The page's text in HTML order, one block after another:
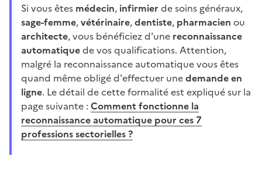
Si vous êtes médecin, infirmier de soins généraux,
sage-femme,vétérinaire,dentiste, pharmacien ou
architecte, vous bénéficiez d'une reconnaissance
automatiquede vos qualifications. Attention,
malgré la reconnaissance automatique vous êtes
quand même obligé d'effectuer unedemande en
ligne. Le détail de cette formalité est expliqué sur la
page suivante : Comment fonctionne la
reconnaissance automatique pour ces 7
professions sectorielles ?